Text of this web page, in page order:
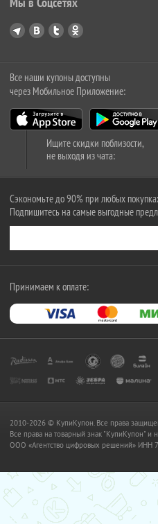
Все наши купоны доступны
через Мобильное Приложение:
Ищите скидки поблизости,
не выходя из чата:
Сэкономьте до 90% при любых
Подпишитесь на самые выгодные
Принимаем к оплате:
2010-2026 © КупиКупон. Все права
Все права на товарный знак "КупиКупон" и
OOO «Агентство цифровых решений» ИНН